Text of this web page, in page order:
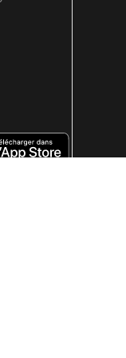
afin de vous